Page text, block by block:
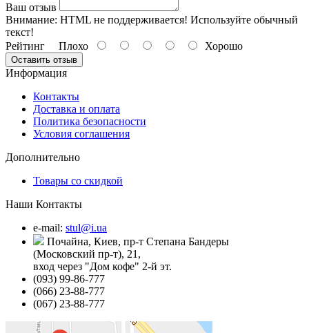
Ваш отзыв
Внимание: HTML не поддерживается! Используйте обычный
текст!
Рейтинг Плохо Хорошо
Оставить отзыв
Информация
Контакты
Доставка и оплата
Политика безопасности
Условия соглашения
Дополнительно
Товары со скидкой
Наши Контакты
e-mail: stul@i.ua
Почайна, Киев, пр-т Степана Бандеры
(Московский пр-т), 21,
вход через "Дом кофе" 2-й эт.
(093) 99-86-777
(066) 23-88-777
(067) 23-88-777